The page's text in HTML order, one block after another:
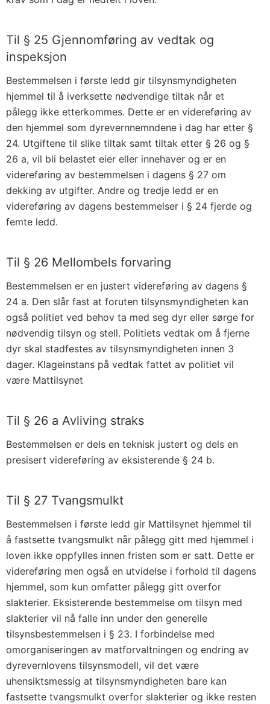
Til § 25 Gjennomføring av vedtak og
inspeksjon
Bestemmelsen i første ledd gir tilsynsmyndigheten
hjemmel til å iverksette nødvendige tiltak når et
pålegg ikke etterkommes. Dette er en videreføring av
den hjemmel som dyrevernnemndene i dag har etter §
24. Utgiftene til slike tiltak samt tiltak etter § 26 og §
26 a, vil bli belastet eier eller innehaver og er en
videreføring av bestemmelsen i dagens § 27 om
dekking av utgifter. Andre og tredje ledd er en
videreføring av dagens bestemmelser i § 24 fjerde og
femte ledd.
Til § 26 Mellombels forvaring
Bestemmelsen er en justert videreføring av dagens §
24 a. Den slår fast at foruten tilsynsmyndigheten kan
også politiet ved behov ta med seg dyr eller sørge for
nødvendig tilsyn og stell. Politiets vedtak om å fjerne
dyr skal stadfestes av tilsynsmyndigheten innen 3
dager. Klageinstans på vedtak fattet av politiet vil
være Mattilsynet
Til § 26 a Avliving straks
Bestemmelsen er dels en teknisk justert og dels en
presisert videreføring av eksisterende § 24 b.
Til § 27 Tvangsmulkt
Bestemmelsen i første ledd gir Mattilsynet hjemmel til
å fastsette tvangsmulkt når pålegg gitt med hjemmel i
loven ikke oppfylles innen fristen som er satt. Dette er
videreføring men også en utvidelse i forhold til dagens
hjemmel, som kun omfatter pålegg gitt overfor
slakterier. Eksisterende bestemmelse om tilsyn med
slakterier vil nå falle inn under den generelle
tilsynsbestemmelsen i § 23. I forbindelse med
omorganiseringen av matforvaltningen og endring av
dyrevernlovens tilsynsmodell, vil det være
uhensiktsmessig at tilsynsmyndigheten bare kan
fastsette tvangsmulkt overfor slakterier og ikke resten